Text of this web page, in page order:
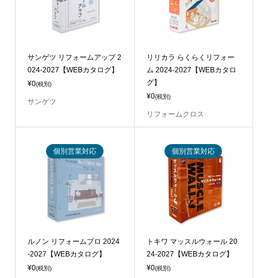
サンゲツ リフォームアップ 2
024-2027【WEBカタログ】
¥0(税別)
サンゲツ
リリカラ らくらくリフォー
ム 2024-2027【WEBカタロ
グ】
¥0(税別)
リフォームクロス
個別営業対応
ルノン リフォームプロ 2024
-2027【WEBカタログ】
¥0(税別)
個別営業対応
トキワ マッスルウォール 20
24-2027【WEBカタログ】
¥0(税別)